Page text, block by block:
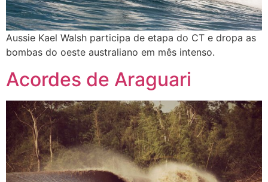
Aussie Kael Walsh participa de etapa do CT e dropa as
bombas do oeste australiano em mês intenso.
Acordes de Araguari